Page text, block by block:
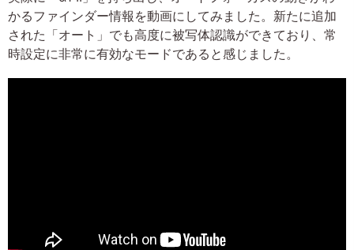
かるファインダー情報を動画にしてみました。新たに追加
された「オート」でも高度に被写体認識ができており、常
時設定に非常に有効なモードであると感じました。